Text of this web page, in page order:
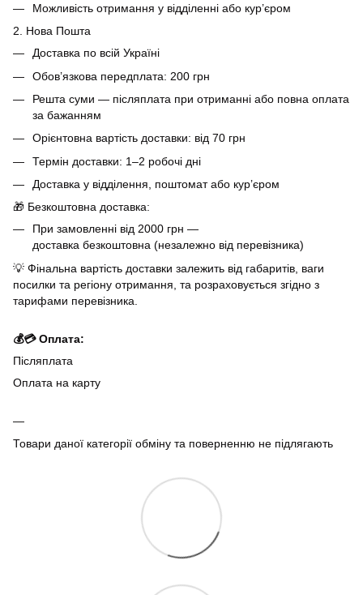
Можливість отримання у відділенні або кур’єром
2. Нова Пошта
Доставка по всій Україні
Обов’язкова передплата: 200 грн
Решта суми — післяплата при отриманні або повна оплата
за бажанням
Орієнтовна вартість доставки: від 70 грн
Термін доставки: 1–2 робочі дні
Доставка у відділення, поштомат або кур’єром
🎁 Безкоштовна доставка:
При замовленні від 2000 грн —
доставка безкоштовна (незалежно від перевізника)
💡 Фінальна вартість доставки залежить від габаритів, ваги
посилки та регіону отримання, та розраховується згідно з
тарифами перевізника.
💰💳 Оплата:
Післяплата
Оплата на карту
Товари даної категорії обміну та поверненню не підлягають